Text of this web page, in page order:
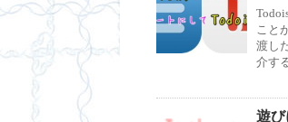
こと
渡し
介す
遊